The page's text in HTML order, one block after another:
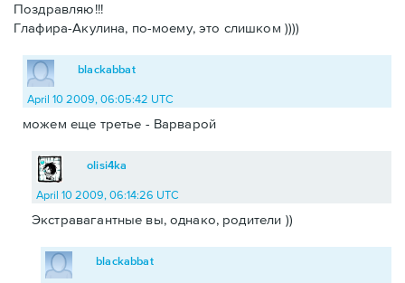
Поздравляю!!!
Глафира-Акулина, по-моему, это слишком ))))
blackabbat
April 10 2009, 06:05:42 UTC
можем еще третье - Варварой
olisi4ka
April 10 2009, 06:14:26 UTC
Экстравагантные вы, однако, родители ))
blackabbat